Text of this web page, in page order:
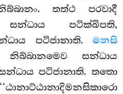
තත්ථ පරවාදී
සන්ධාය පටික්ඛිපති,
පටිජානාති. මනසි
සන්ධාය
පටිජානාති. තතො